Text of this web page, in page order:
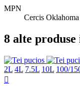
MPN
Cercis Oklahoma
8 alte produse
2L 4L 7.5L 10L 100/
